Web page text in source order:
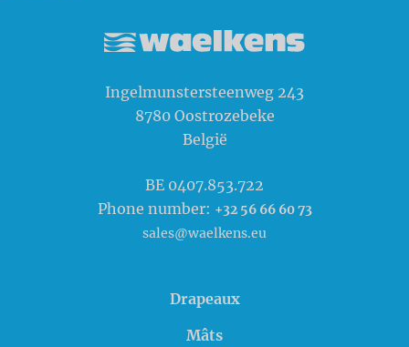
Ingelmunstersteenweg 243
8780 Oostrozebeke
België
BE 0407.853.722
Phone number: +32 56 66 60 73
sales@waelkens.eu
Drapeaux
Mâts